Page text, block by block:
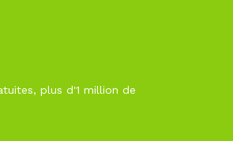
plus d'1 million de